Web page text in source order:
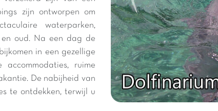
zijn ontworpen om
waterparken,
oud. Na een dag de
in een gezellige
ruime
De nabijheid van
te ontdekken, terwijl u